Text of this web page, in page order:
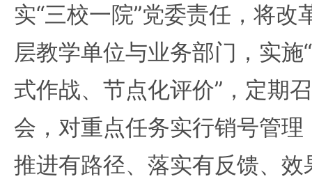
实“三校一院”党委责任，将改
层教学单位与业务部门，实施
式作战、节点化评价”，定期
会，对重点任务实行销号管
推进有路径、落实有反馈、